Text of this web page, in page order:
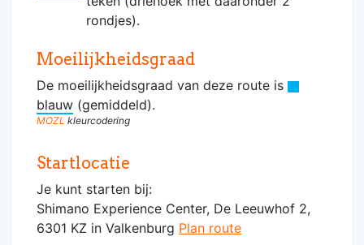
rondjes).
Moeilijkheidsgraad
De moeilijkheidsgraad van deze route is
blauw (gemiddeld).
MOZL kleurcodering
Startlocatie
Je kunt starten bij:
Shimano Experience Center, De Leeuwhof 2,
6301 KZ in Valkenburg Plan route